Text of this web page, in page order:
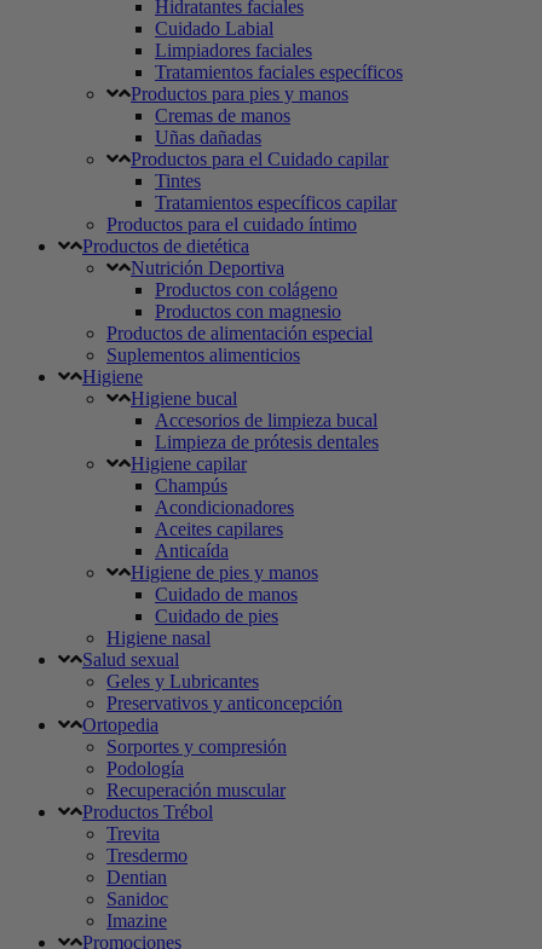
Hidratantes faciales
Cuidado Labial
Limpiadores faciales
Tratamientos faciales específicos
Productos para pies y manos
Cremas de manos
Uñas dañadas
Productos para el Cuidado capilar
Tintes
Tratamientos específicos capilar
Productos para el cuidado íntimo
Productos de dietética
Nutrición Deportiva
Productos con colágeno
Productos con magnesio
Productos de alimentación especial
Suplementos alimenticios
Higiene
Higiene bucal
Accesorios de limpieza bucal
Limpieza de prótesis dentales
Higiene capilar
Champús
Acondicionadores
Aceites capilares
Anticaída
Higiene de pies y manos
Cuidado de manos
Cuidado de pies
Higiene nasal
Salud sexual
Geles y Lubricantes
Preservativos y anticoncepción
Ortopedia
Sorportes y compresión
Podología
Recuperación muscular
Productos Trébol
Trevita
Tresdermo
Dentian
Sanidoc
Imazine
Promociones